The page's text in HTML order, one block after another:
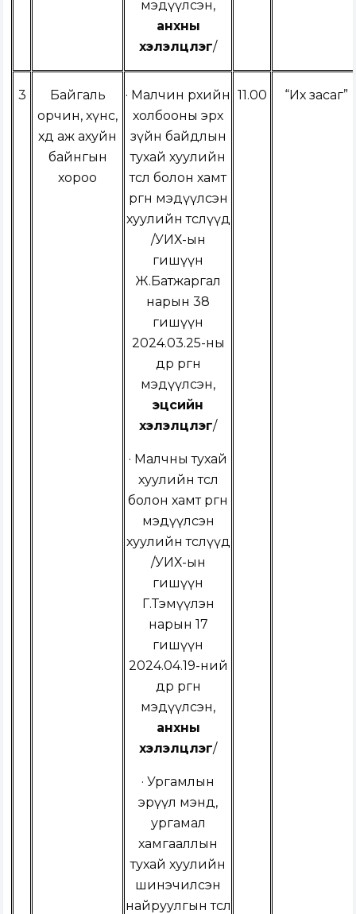
мэдүүлсэн,
анхны
хэлэлцүүлэг/
3
Байгаль
орчин, хүнс,
хөдөө аж ахуйн
байнгын
хороо
· Малчин өрхийн
холбооны эрх
зүйн байдлын
тухай хуулийн
төсөл болон хамт
өргөн мэдүүлсэн
хуулийн төслүүд
/УИХ-ын
гишүүн
Ж.Батжаргал
нарын 38
гишүүн
2024.03.25-ны
өдөр өргөн
мэдүүлсэн,
эцсийн
хэлэлцүүлэг/
· Малчны тухай
хуулийн төсөл
болон хамт өргөн
мэдүүлсэн
хуулийн төслүүд
/УИХ-ын
гишүүн
Г.Тэмүүлэн
нарын 17
гишүүн
2024.04.19-ний
өдөр өргөн
мэдүүлсэн,
анхны
хэлэлцүүлэг/
·Ургамлын
эрүүл мэнд,
ургамал
хамгааллын
тухай хуулийн
шинэчилсэн
найруулгын төсөл
11.00 “Их засаг”